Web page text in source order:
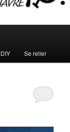
DIY Se relier